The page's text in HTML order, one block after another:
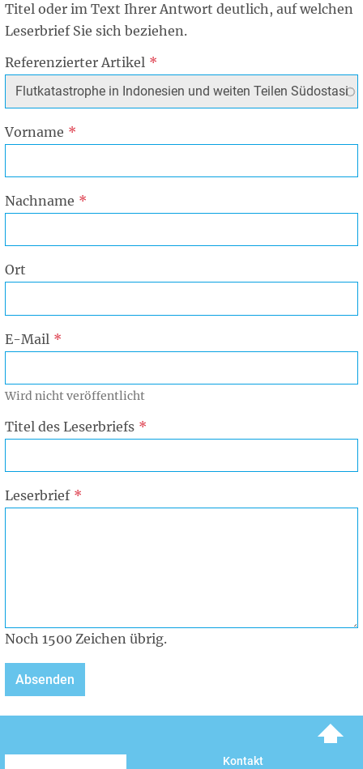
Titel oder im Text Ihrer Antwort deutlich, auf welchen
Leserbrief Sie sich beziehen.
Referenzierter Artikel
Vorname
Nachname
Ort
E-Mail
Wird nicht veröffentlicht
Titel des Leserbriefs
Leserbrief
Noch 1500 Zeichen übrig.
Kontakt